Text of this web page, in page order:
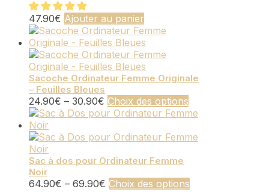
47.90€ Ajouter au panier
Sacoche Ordinateur Femme Originale
– Feuilles Bleues
24.90€ – 30.90€ Choix des options
produit
plusieurs
peuvent
Sac à dos pour Ordinateur Femme
Noir
64.90€ – 69.90€ Choix des options